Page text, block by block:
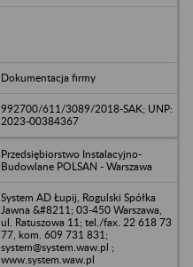
Dokumentacja firmy
992700/611/3089/2018-SAK; UNP:
2023-00384367
Przedsiębiorstwo Instalacyjno-
Budowlane POLSAN - Warszawa
System AD Łupij, Rogulski Spółka
Jawna &#8211; 03-450 Warszawa,
ul. Ratuszowa 11; tel./fax. 22 618 73
77, kom. 609 731 831;
system@system.waw.pl ;
www.system.waw.pl